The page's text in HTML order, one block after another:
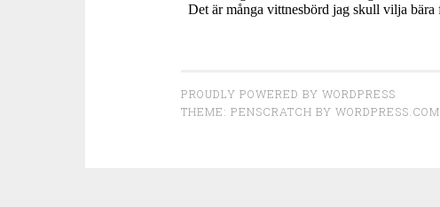
PROUDLY POWERED BY WORDPRESS
THEME: PENSCRATCH BY WORDPRESS.COM